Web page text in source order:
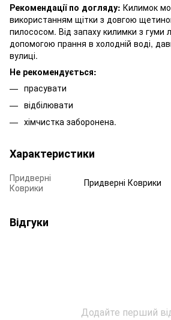
Рекомендації по догляду: Килимок
використанням щітки з довгою
пилососом. Від запаху килимки з гуми
допомогою прання в холодній воді,
вулиці.
Не рекомендується:
прасувати
відбілювати
хімчистка заборонена.
Характеристики
Придверні
Коврики
Придверні Коврики
Відгуки
Додайте перший